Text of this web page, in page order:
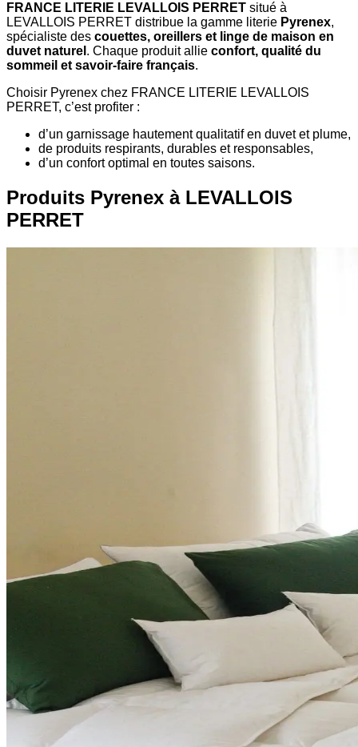
FRANCE LITERIE LEVALLOIS PERRET situé à
LEVALLOIS PERRET distribue la gamme literie Pyrenex,
spécialiste des couettes, oreillers et linge de maison en
duvet naturel . Chaque produit allie confort, qualité du
sommeil et savoir-faire français.
Choisir Pyrenex chez FRANCE LITERIE LEVALLOIS
PERRET, c’est profiter :
d’un garnissage hautement qualitatif en duvet et plume,
de produits respirants, durables et responsables,
d’un confort optimal en toutes saisons.
Produits Pyrenex à LEVALLOIS
PERRET